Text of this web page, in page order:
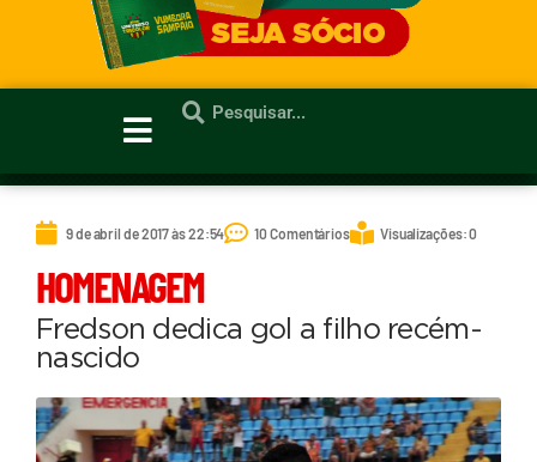
9 de abril de 2017 às 22:54 10 Comentários Visualizações: 0
HOMENAGEM
Fredson dedica gol a filho recém-
nascido